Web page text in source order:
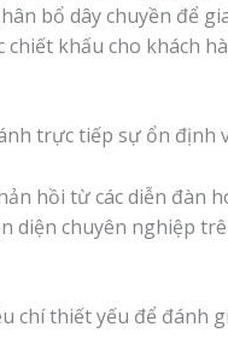
bổ dây chuyền để
chiết khấu cho khách
trực tiếp sự ổn định
hồi từ các diễn đàn
diện chuyên nghiệp